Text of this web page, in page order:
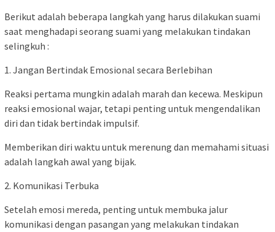
Berikut adalah beberapa langkah yang harus dilakukan suami
saat menghadapi seorang suami yang melakukan tindakan
selingkuh :
1. Jangan Bertindak Emosional secara Berlebihan
Reaksi pertama mungkin adalah marah dan kecewa. Meskipun
reaksi emosional wajar, tetapi penting untuk mengendalikan
diri dan tidak bertindak impulsif.
Memberikan diri waktu untuk merenung dan memahami situasi
adalah langkah awal yang bijak.
2. Komunikasi Terbuka
Setelah emosi mereda, penting untuk membuka jalur
komunikasi dengan pasangan yang melakukan tindakan